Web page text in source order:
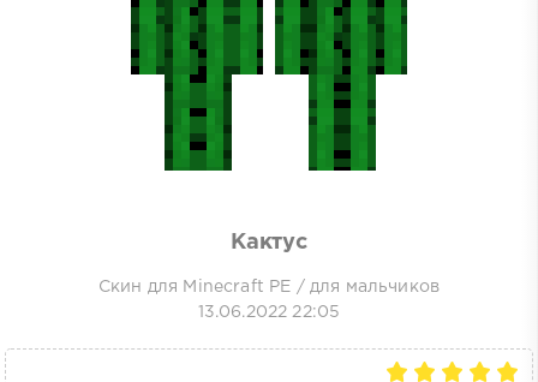
Кактус
Скин для Minecraft PE / для мальчиков
13.06.2022 22:05